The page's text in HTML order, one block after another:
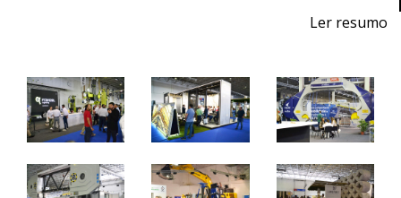
Ler resumo
Pavimentos, Revestimentos para a Construção Civil.
Máquinas, Ferramentas e Acessórios.
quarta a sábado - 10h / 19h